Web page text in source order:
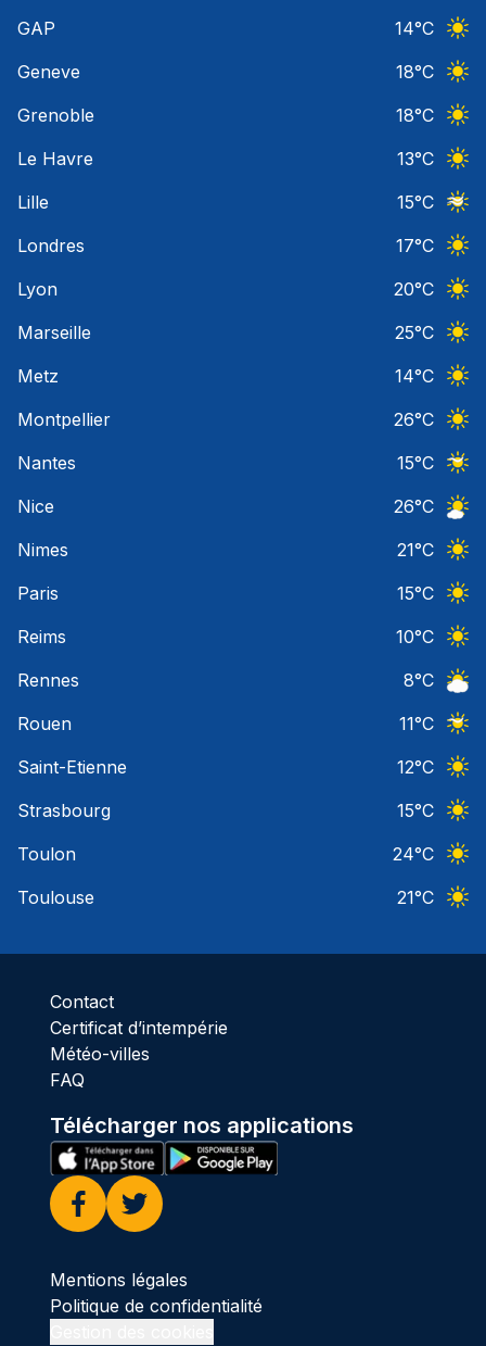
GAP
14°C
Geneve
18°C
Grenoble
18°C
Le Havre
13°C
Lille
15°C
Londres
17°C
Lyon
20°C
Marseille
25°C
Metz
14°C
Montpellier
26°C
Nantes
15°C
Nice
26°C
Nimes
21°C
Paris
15°C
Reims
10°C
Rennes
8°C
Rouen
11°C
Saint-Etienne
12°C
Strasbourg
15°C
Toulon
24°C
Toulouse
21°C
Contact
Certificat d’intempérie
Météo-villes
FAQ
Télécharger nos applications
Facebook
Twitter
Mentions légales
Politique de confidentialité